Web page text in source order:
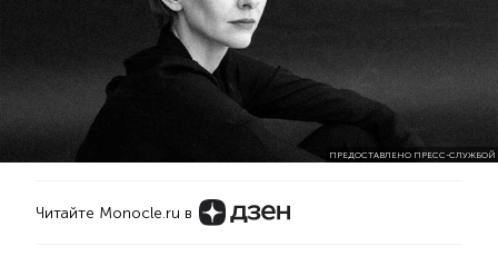
ПРЕДОСТАВЛЕНО ПРЕСС-СЛУЖБОЙ
Читайте Monocle.ru в